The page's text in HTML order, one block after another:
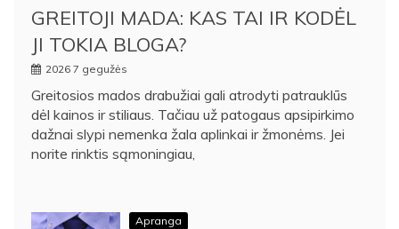
GREITOJI MADA: KAS TAI IR KODĖL
JI TOKIA BLOGA?
2026 7 gegužės
Greitosios mados drabužiai gali atrodyti patrauklūs
dėl kainos ir stiliaus. Tačiau už patogaus apsipirkimo
dažnai slypi nemenka žala aplinkai ir žmonėms. Jei
norite rinktis sąmoningiau,
Apranga